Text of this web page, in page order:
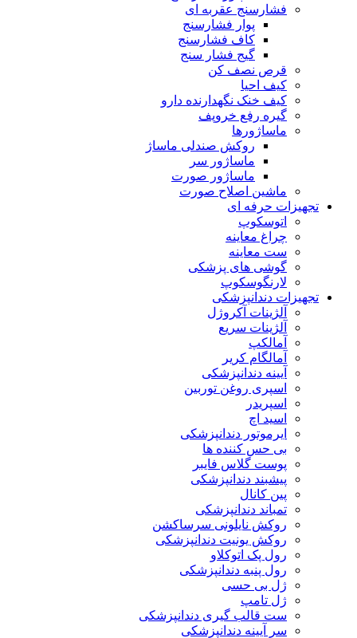
فشارسنج عقربه ای
پوار فشارسنج
کاف فشارسنج
گیج فشار سنج
قرص نصف کن
کیف احیا
کیف خنک نگهدارنده دارو
گیره رفع خروپف
ماساژورها
روکش صندلی ماساژ
ماساژور سر
ماساژور صورت
ماشین اصلاح صورت
تجهیزات حرفه ای
اتوسکوپ
چراغ معاینه
ست معاینه
گوشی های پزشکی
لارنگوسکوپ
تجهیزات دندانپزشکی
آلژینات آکروژل
آلژینات سریع
آمالکپ
آمالگام کریر
آیینه دندانپزشکی
اسپری روغن توربین
اسپریدر
اسید اچ
ایرموتور دندانپزشکی
بی حس کننده ها
پوست گلاس فایبر
پیشبند دندانپزشکی
پین کانال
تمباند دندانپزشکی
روکش نایلونی سرساکشن
روکش یونیت دندانپزشکی
رول پک اتوکلاو
رول پنبه دندانپزشکی
ژل بی حسی
ژل تامپ
ست قالب گیری دندانپزشکی
سر آیینه دندانپزشکی